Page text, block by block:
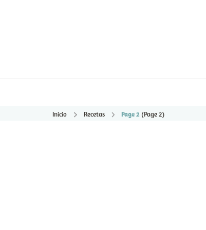
Inicio Recetas Page 2 (Page 2)